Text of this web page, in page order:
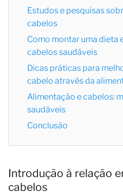
Estudos e pesquisas
cabelos
Como montar uma dieta
cabelos saudáveis
Dicas práticas para
cabelo através da
Alimentação e cabelos:
saudáveis
Conclusão
Introdução à relação
cabelos